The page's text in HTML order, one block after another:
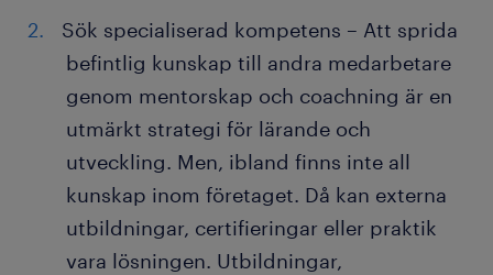
Sök specialiserad kompetens – Att sprida
befintlig kunskap till andra medarbetare
genom mentorskap och coachning är en
utmärkt strategi för lärande och
utveckling. Men, ibland finns inte all
kunskap inom företaget. Då kan externa
utbildningar, certifieringar eller praktik
vara lösningen. Utbildningar,